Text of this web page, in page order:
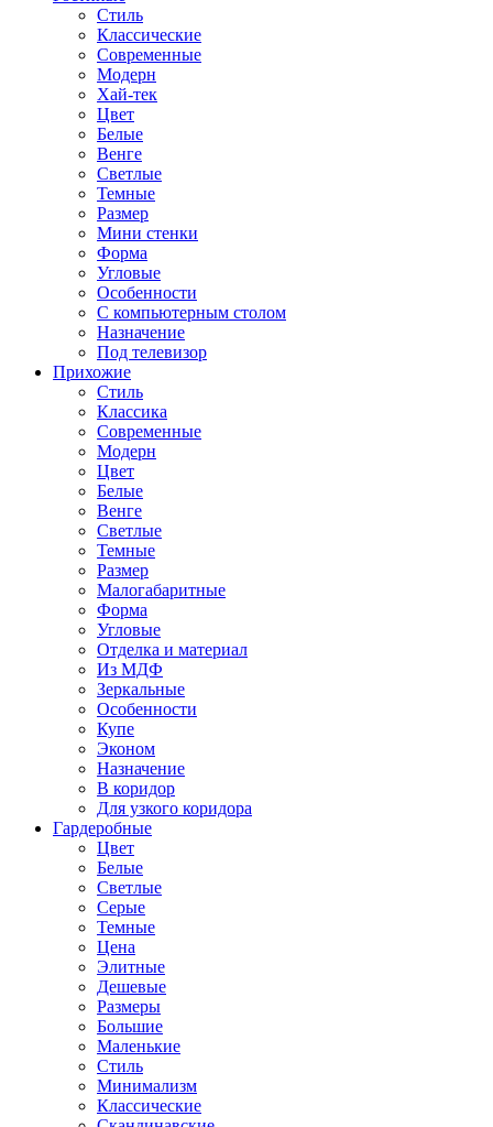
Стиль
Классические
Современные
Модерн
Хай-тек
Цвет
Белые
Венге
Светлые
Темные
Размер
Мини стенки
Форма
Угловые
Особенности
С компьютерным столом
Назначение
Под телевизор
Прихожие
Стиль
Классика
Современные
Модерн
Цвет
Белые
Венге
Светлые
Темные
Размер
Малогабаритные
Форма
Угловые
Отделка и материал
Из МДФ
Зеркальные
Особенности
Купе
Эконом
Назначение
В коридор
Для узкого коридора
Гардеробные
Цвет
Белые
Светлые
Серые
Темные
Цена
Элитные
Дешевые
Размеры
Большие
Маленькие
Стиль
Минимализм
Классические